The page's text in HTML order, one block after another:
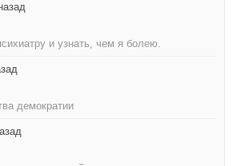
и узнать, чем я болею.
демократии